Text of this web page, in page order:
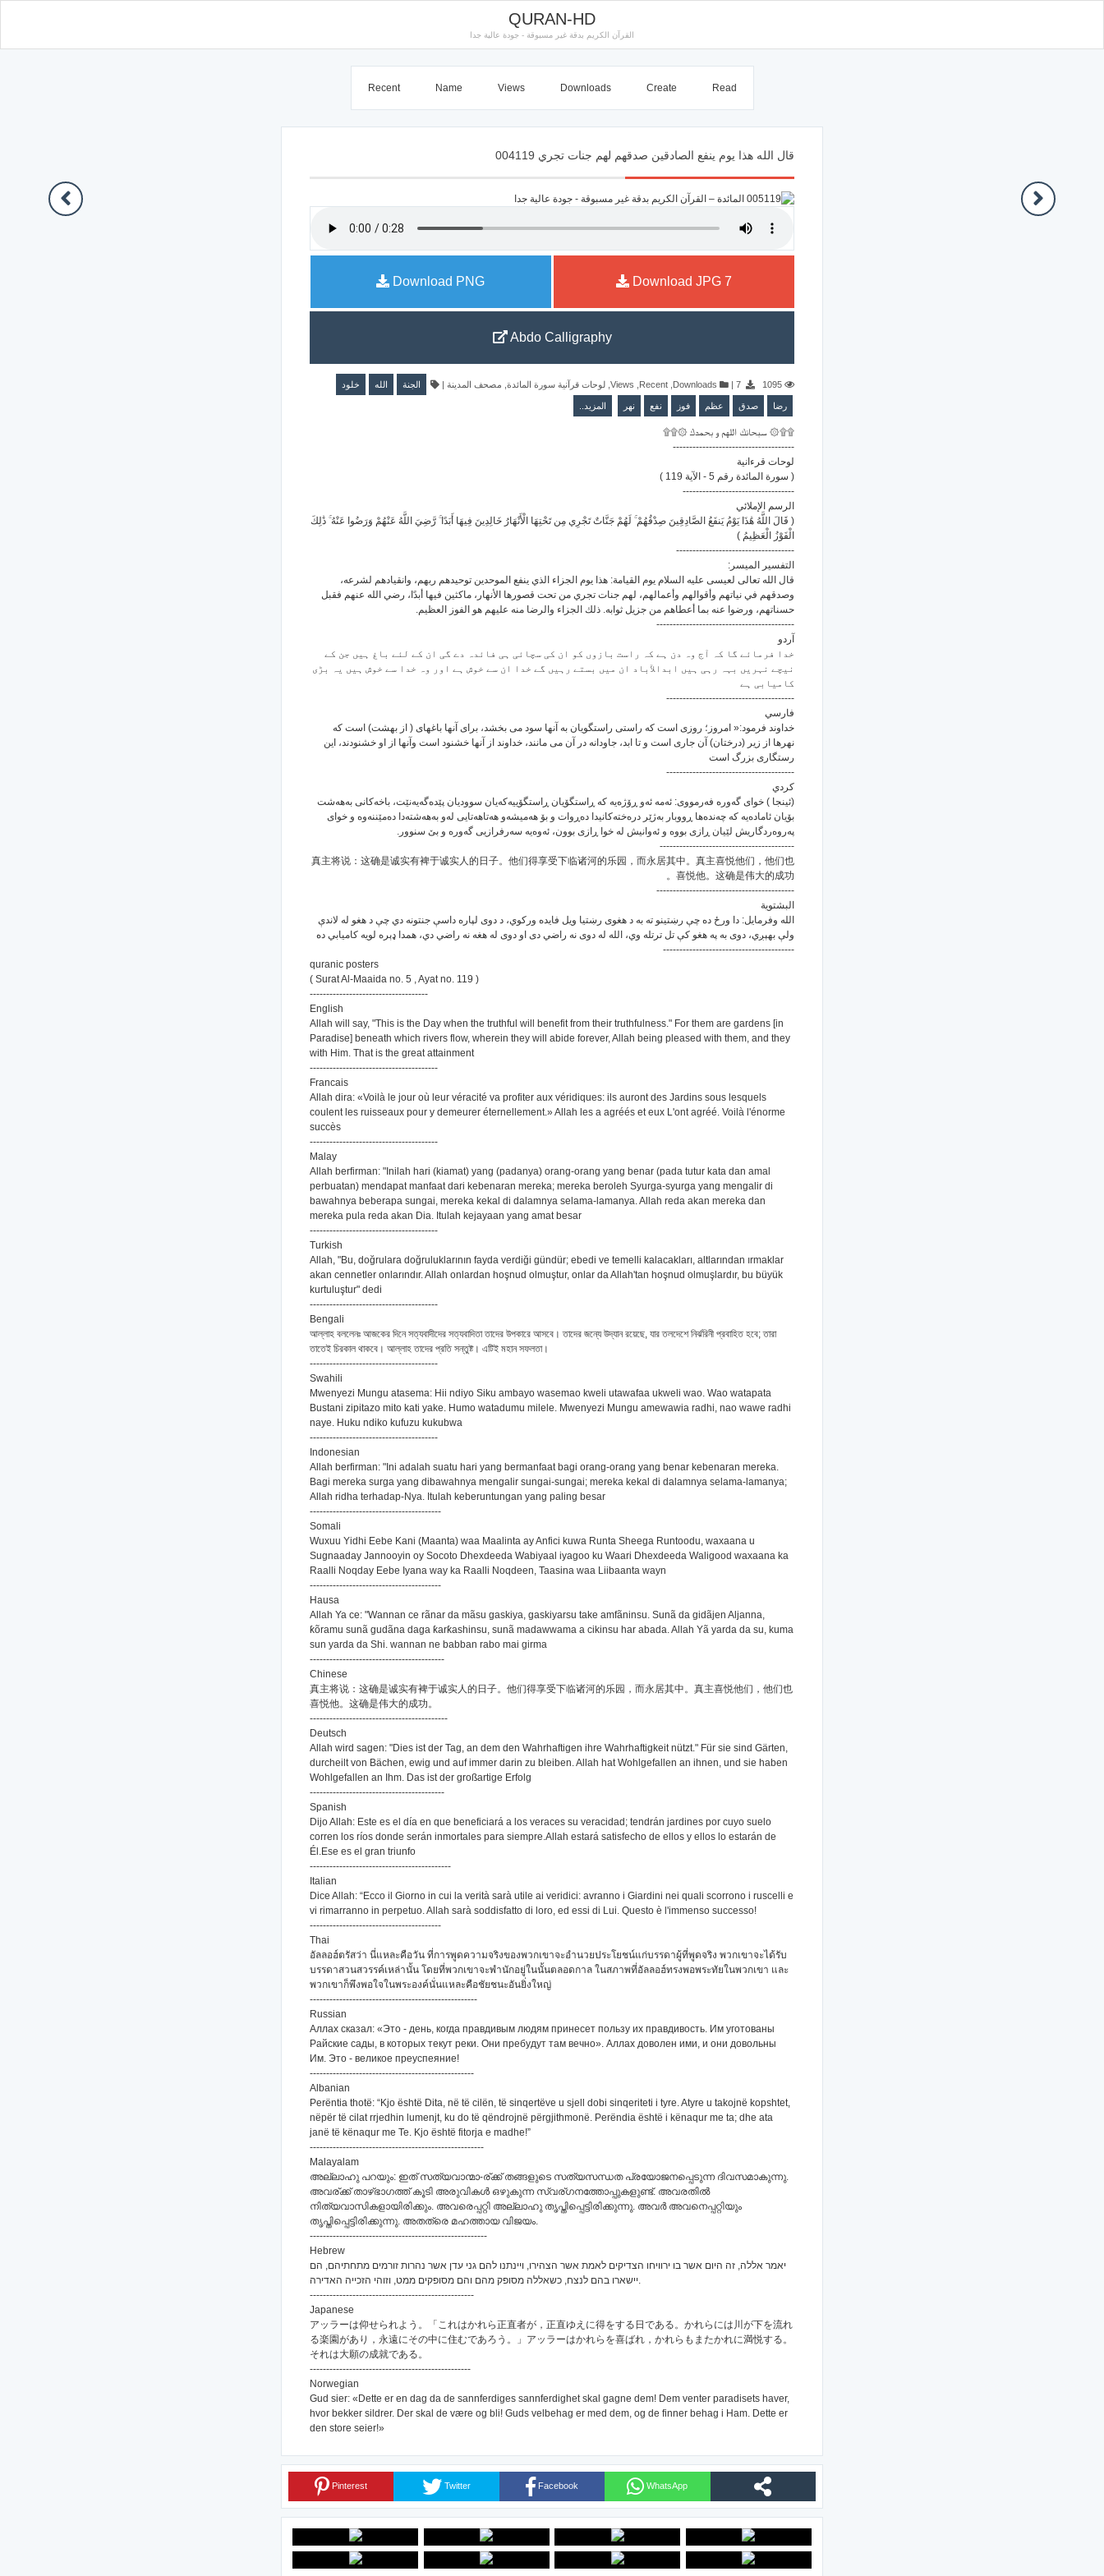
QURAN-HD
القرآن الكريم بدقة غير مسبوقة - جودة عالية جدا
Recent Name Views Downloads Create Read
قال الله هذا يوم ينفع الصادقين صدقهم لهم جنات تجري 004119
Download JPG 7
Download PNG
Abdo Calligraphy
|
Downloads
Recent
Views لوحات قرآنية سورة المائدة مصحف المدينة | الجنة الله خلود
رضا صدق عظم فوز نفع نهر المزيد..
۩۩۞ سبحانك اللهم و بحمدك ۞۩۩
-------------------------------------
لوحات قرءانية
( سورة المائدة رقم 5 - الآية 119 )
----------------------------------
الرسم الإملائي
( قَالَ اللَّهُ هَٰذَا يَوْمُ يَنفَعُ الصَّادِقِينَ صِدْقُهُمْ ۚ لَهُمْ جَنَّاتٌ تَجْرِي مِن تَحْتِهَا الْأَنْهَارُ خَالِدِينَ فِيهَا أَبَدًا ۚ رَّضِيَ اللَّهُ عَنْهُمْ وَرَضُوا عَنْهُ ۚ ذَٰلِكَ
الْفَوْزُ الْعَظِيمُ )
------------------------------------
التفسير الميسر:
قال الله تعالى لعيسى عليه السلام يوم القيامة: هذا يوم الجزاء الذي ينفع الموحدين توحيدهم ربهم، وانقيادهم لشرعه،
وصدقهم في نياتهم وأقوالهم وأعمالهم، لهم جنات تجري من تحت قصورها الأنهار، ماكثين فيها أبدًا، رضي الله عنهم فقبل
حسناتهم، ورضوا عنه بما أعطاهم من جزيل ثوابه. ذلك الجزاء والرضا منه عليهم هو الفوز العظيم.
------------------------------------------
آردو
خدا فرمائے گا کہ آج وہ دن ہے کہ راست بازوں کو ان کی سچائی ہی فائدہ دے گی ان کے لئے باغ ہیں جن کے
نیچے نہریں بہہ رہی ہیں ابدالآباد ان میں بستے رہیں گے خدا ان سے خوش ہے اور وہ خدا سے خوش ہیں یہ بڑی
کامیابی ہے
---------------------------------------
فارسي
خداوند فرمود:« امروز؛ روزی است که راستی راستگویان به آنها سود می بخشد، برای آنها باغهای ( از بهشت) است که
نهرها از زیر (درختان) آن جاری است و تا ابد، جاودانه در آن می مانند، خداوند از آنها خشنود است وآنها از او خشنودند، این
رستگاری بزرگ است
---------------------------------------
كردي
(ئینجا ) خوای گه‌وره فه‌رمووی: ئه‌مه ئه‌و ڕۆژه‌یه که ڕاستگۆیان ڕاستگۆییه‌که‌یان سوودیان پێده‌گه‌یه‌نێت، باخه‌کانی به‌هه‌شت
بۆیان ئاماده‌یه که چه‌نده‌ها ڕووبار به‌ژێر دره‌خته‌کانیدا ده‌ڕوات و بۆ هه‌میشه‌و هه‌تاهه‌تایی له‌و به‌هه‌شته‌دا ده‌مێننه‌وه و خوای
په‌روه‌ردگاریش لێیان ڕازی بووه و ئه‌وانیش له خوا ڕازی بوون، ئه‌وه‌یه سه‌رفرازیی گه‌وره و بێ سنوور.
-----------------------------------------
真主将说：这确是诚实有裨于诚实人的日子。他们得享受下临诸河的乐园，而永居其中。真主喜悦他们，他们也
喜悦他。这确是伟大的成功。
------------------------------------------
البشتوية
الله وفرمایل: دا ورځ ده چې رښتينو ته به د هغوى رښتیا ویل فايده وركوي، د دوى لپاره داسې جنتونه دي چې د هغو له لاندې
ولې بهېږي، دوى به په هغو كې تل ترتله وي، الله له دوى نه راضي دى او دوى له هغه نه راضي دي، همدا ډېره لویه كامیابي ده
----------------------------------------
quranic posters
( Surat Al-Maaida no. 5 , Ayat no. 119 )
------------------------------------
English
Allah will say, "This is the Day when the truthful will benefit from their truthfulness." For them are gardens [in
Paradise] beneath which rivers flow, wherein they will abide forever, Allah being pleased with them, and they
with Him. That is the great attainment
---------------------------------------
Francais
Allah dira: «Voilà le jour où leur véracité va profiter aux véridiques: ils auront des Jardins sous lesquels
coulent les ruisseaux pour y demeurer éternellement.» Allah les a agréés et eux L'ont agréé. Voilà l'énorme
succès
---------------------------------------
Malay
Allah berfirman: "Inilah hari (kiamat) yang (padanya) orang-orang yang benar (pada tutur kata dan amal
perbuatan) mendapat manfaat dari kebenaran mereka; mereka beroleh Syurga-syurga yang mengalir di
bawahnya beberapa sungai, mereka kekal di dalamnya selama-lamanya. Allah reda akan mereka dan
mereka pula reda akan Dia. Itulah kejayaan yang amat besar
---------------------------------------
Turkish
Allah, "Bu, doğrulara doğruluklarının fayda verdiği gündür; ebedi ve temelli kalacakları, altlarından ırmaklar
akan cennetler onlarındır. Allah onlardan hoşnud olmuştur, onlar da Allah'tan hoşnud olmuşlardır, bu büyük
kurtuluştur" dedi
---------------------------------------
Bengali
আল্লাহ বললেনঃ আজকের দিনে সত্যবাদীদের সত্যবাদিতা তাদের উপকারে আসবে। তাদের জন্যে উদ্যান রয়েছে, যার তলদেশে নির্ঝরিনী প্রবাহিত হবে; তারা
তাতেই চিরকাল থাকবে। আল্লাহ তাদের প্রতি সন্তুষ্ট। এটিই মহান সফলতা।
---------------------------------------
Swahili
Mwenyezi Mungu atasema: Hii ndiyo Siku ambayo wasemao kweli utawafaa ukweli wao. Wao watapata
Bustani zipitazo mito kati yake. Humo watadumu milele. Mwenyezi Mungu amewawia radhi, nao wawe radhi
naye. Huku ndiko kufuzu kukubwa
---------------------------------------
Indonesian
Allah berfirman: "Ini adalah suatu hari yang bermanfaat bagi orang-orang yang benar kebenaran mereka.
Bagi mereka surga yang dibawahnya mengalir sungai-sungai; mereka kekal di dalamnya selama-lamanya;
Allah ridha terhadap-Nya. Itulah keberuntungan yang paling besar
----------------------------------------
Somali
Wuxuu Yidhi Eebe Kani (Maanta) waa Maalinta ay Anfici kuwa Runta Sheega Runtoodu, waxaana u
Sugnaaday Jannooyin oy Socoto Dhexdeeda Wabiyaal iyagoo ku Waari Dhexdeeda Waligood waxaana ka
Raalli Noqday Eebe Iyana way ka Raalli Noqdeen, Taasina waa Liibaanta wayn
----------------------------------------
Hausa
Allah Ya ce: "Wannan ce rãnar da mãsu gaskiya, gaskiyarsu take amfãninsu. Sunã da gidãjen Aljanna,
ƙõramu sunã gudãna daga ƙarƙashinsu, sunã madawwama a cikinsu har abada. Allah Yã yarda da su, kuma
sun yarda da Shi. wannan ne babban rabo mai girma
-----------------------------------------
Chinese
真主将说：这确是诚实有裨于诚实人的日子。他们得享受下临诸河的乐园，而永居其中。真主喜悦他们，他们也
喜悦他。这确是伟大的成功。
------------------------------------------
Deutsch
Allah wird sagen: "Dies ist der Tag, an dem den Wahrhaftigen ihre Wahrhaftigkeit nützt." Für sie sind Gärten,
durcheilt von Bächen, ewig und auf immer darin zu bleiben. Allah hat Wohlgefallen an ihnen, und sie haben
Wohlgefallen an Ihm. Das ist der großartige Erfolg
-----------------------------------------
Spanish
Dijo Allah: Este es el día en que beneficiará a los veraces su veracidad; tendrán jardines por cuyo suelo
corren los ríos donde serán inmortales para siempre.Allah estará satisfecho de ellos y ellos lo estarán de
Él.Ese es el gran triunfo
-------------------------------------------
Italian
Dice Allah: “Ecco il Giorno in cui la verità sarà utile ai veridici: avranno i Giardini nei quali scorrono i ruscelli e
vi rimarranno in perpetuo. Allah sarà soddisfatto di loro, ed essi di Lui. Questo è l'immenso successo!
----------------------------------------
Thai
อัลลอฮ์ตรัสว่า นี่แหละคือวัน ที่การพูดความจริงของพวกเขาจะอำนวยประโยชน์แก่บรรดาผู้ที่พูดจริง พวกเขาจะได้รับ
บรรดาสวนสวรรค์เหล่านั้น โดยที่พวกเขาจะพำนักอยู่ในนั้นตลอดกาล ในสภาพที่อัลลอฮ์ทรงพอพระทัยในพวกเขา และ
พวกเขาก็พึงพอใจในพระองค์นั่นแหละคือชัยชนะอันยิ่งใหญ่
---------------------------------------------------
Russian
Аллах сказал: «Это - день, когда правдивым людям принесет пользу их правдивость. Им уготованы
Райские сады, в которых текут реки. Они пребудут там вечно». Аллах доволен ими, и они довольны
Им. Это - великое преуспеяние!
--------------------------------------------------
Albanian
Perëntia thotë: “Kjo është Dita, në të cilën, të sinqertëve u sjell dobi sinqeriteti i tyre. Atyre u takojnë kopshtet,
nëpër të cilat rrjedhin lumenjt, ku do të qëndrojnë përgjithmonë. Perëndia është i kënaqur me ta; dhe ata
janë të kënaqur me Te. Kjo është fitorja e madhe!”
-----------------------------------------------------
Malayalam
അല്ലാഹു പറയും: ഇത് സത്യവാന്മാ-ര്ക്ക് തങ്ങളുടെ സത്യസന്ധത പ്രയോജനപ്പെടുന്ന ദിവസമാകുന്നു.
അവര്ക്ക് താഴ്ഭാഗത്ത് കൂടി അരുവികള്‍ ഒഴുകുന്ന സ്വര്ഗനത്തോപ്പുകളുണ്ട്‌. അവരതില്‍
നിത്യവാസികളായിരിക്കും. അവരെപ്പറ്റി അല്ലാഹു തൃപ്തിപ്പെട്ടിരിക്കുന്നു. അവര്‍ അവനെപ്പറ്റിയും
തൃപ്തിപ്പെട്ടിരിക്കുന്നു. അതത്രെ മഹത്തായ വിജയം.
------------------------------------------------------
Hebrew
יאמר אללה, זה היום אשר בו ירוויחו הצדיקים לאמת אשר הצהירו, ויינתנו להם גני עדן אשר נהרות זורמים מתחתיהם, הם
יישארו בהם לנצח, כשאללה מסופק מהם והם מסופקים ממט, וזוהי הזכייה האדירה.
--------------------------------------------------
Japanese
アッラーは仰せられよう。「これはかれら正直者が，正直ゆえに得をする日である。かれらには川が下を流れ
る楽園があり，永遠にその中に住むであろう。」アッラーはかれらを喜ばれ，かれらもまたかれに満悦する。
それは大願の成就である。
-------------------------------------------------
Norwegian
Gud sier: «Dette er en dag da de sannferdiges sannferdighet skal gagne dem! Dem venter paradisets haver,
hvor bekker sildrer. Der skal de være og bli! Guds velbehag er med dem, og de finner behag i Ham. Dette er
den store seier!»
WhatsApp
Facebook
Twitter
Pinterest